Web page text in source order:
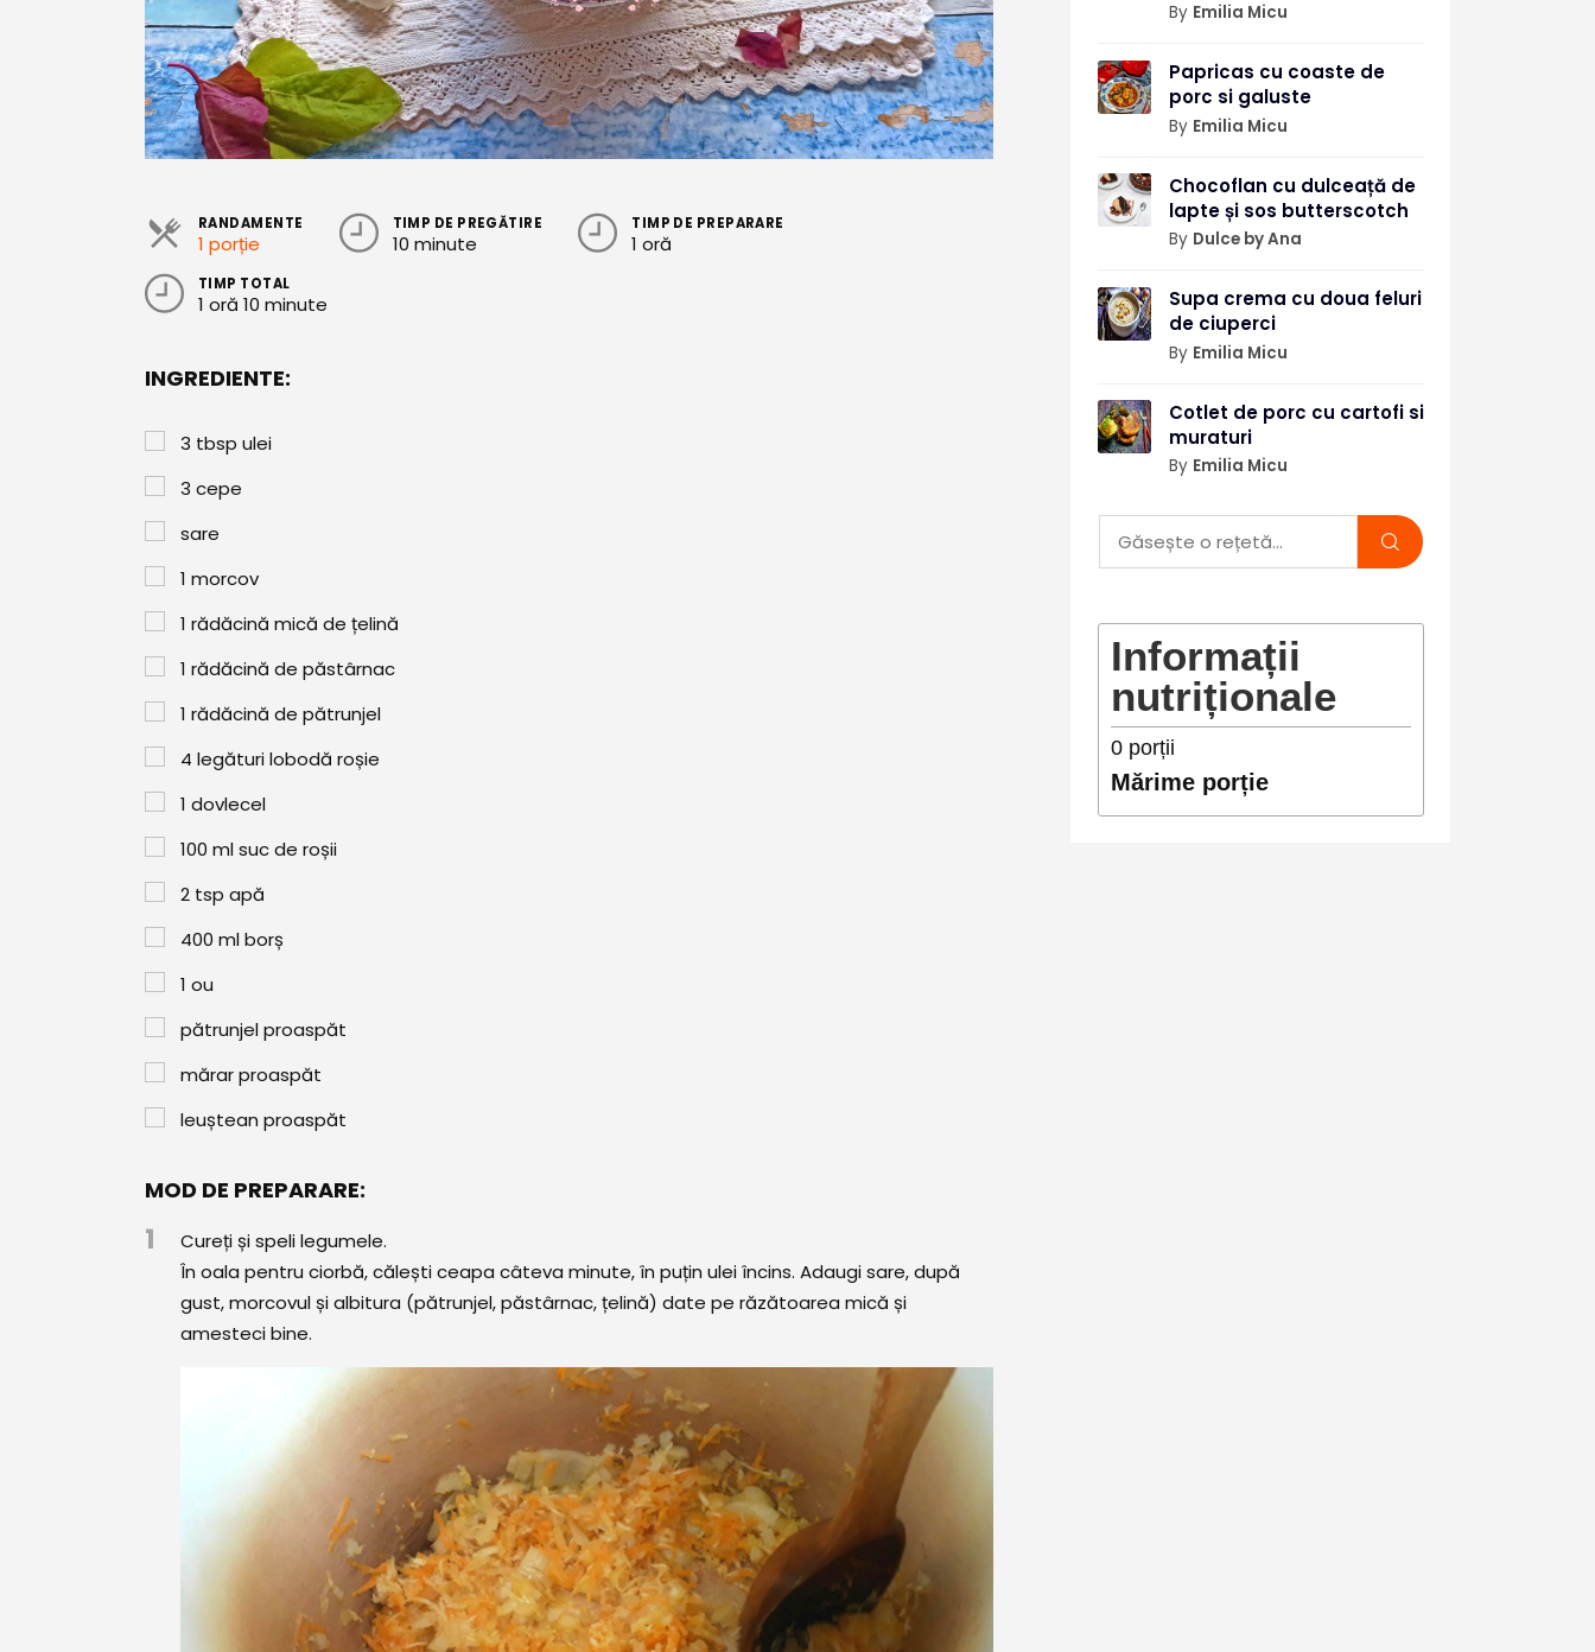
RANDAMENTE
1 porție
TIMP DE PREGĂTIRE
10 minute
TIMP DE PREPARARE
1 oră
TIMP TOTAL
1 oră 10 minute
INGREDIENTE:
3 tbsp ulei
3 cepe
sare
1 morcov
1 rădăcină mică de țelină
1 rădăcină de păstârnac
1 rădăcină de pătrunjel
4 legături lobodă roșie
1 dovlecel
100 mlsuc de roșii
2 tsp apă
400 mlborș
1 ou
pătrunjel proaspăt
mărar proaspăt
leuștean proaspăt
MOD DE PREPARARE:
1
Cureți și speli legumele.
În oala pentru ciorbă, călești ceapa câteva minute, în puțin ulei încins. Adaugi sare, după
gust, morcovul și albitura (pătrunjel, păstârnac, țelină) date pe răzătoarea mică și
amesteci bine.
By Emilia Micu
Papricas cu coaste de
porc si galuste
By Emilia Micu
Chocoflan cu dulceață de
lapte și sos butterscotch
By Dulce by Ana
Supa crema cu doua feluri
de ciuperci
By Emilia Micu
Cotlet de porc cu cartofi si
muraturi
By Emilia Micu
Informații
nutriționale
0porții
Mărime porție